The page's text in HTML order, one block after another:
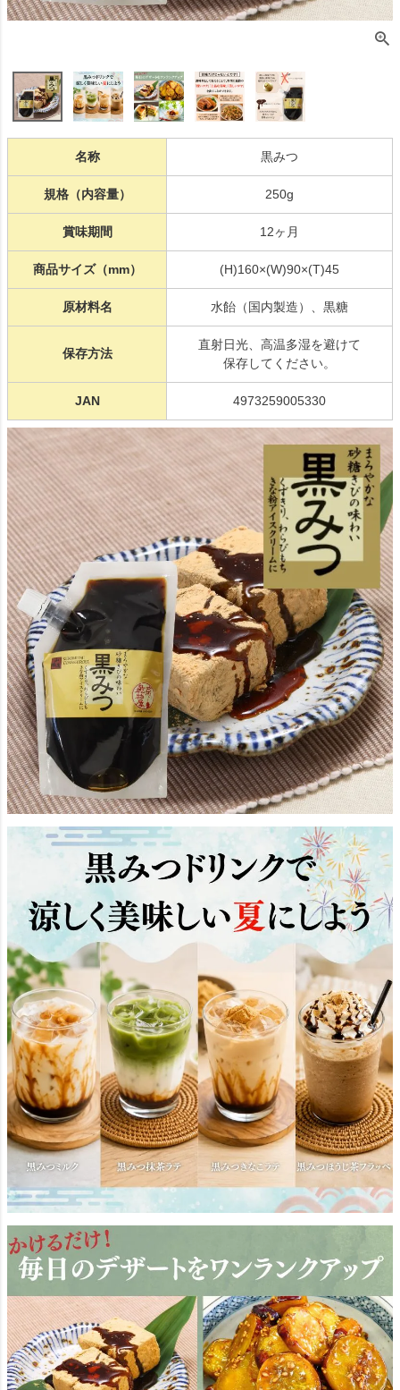
名称 黒みつ
規格（内容量） 250g
賞味期間 12ヶ月
商品サイズ（mm） (H)160×(W)90×(T)45
原材料名 水飴（国内製造）、黒糖
保存方法
直射日光、高温多湿を避けて
保存してください。
JAN 4973259005330